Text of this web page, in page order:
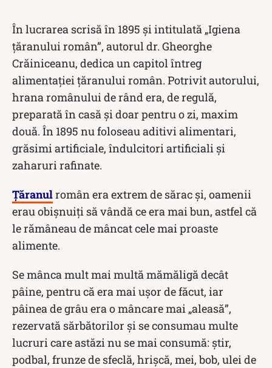
În lucrarea scrisă în 1895 și intitulată „Igiena
țăranului român”, autorul dr. Gheorghe
Crăiniceanu, dedica un capitol întreg
alimentației țăranului român. Potrivit autorului,
hrana românului de rând era, de regulă,
preparată în casă şi doar pentru o zi, maxim
două. În 1895 nu foloseau aditivi alimentari,
grăsimi artificiale, îndulcitori artificiali şi
zaharuri rafinate.
Țăranulromân era extrem de sărac și, oamenii
erau obișnuiți să vândă ce era mai bun, astfel că
le rămâneau de mâncat cele mai proaste
alimente.
Se mânca mult mai multă mămăligă decât
pâine, pentru că era mai uşor de făcut, iar
pâinea de grâu era o mâncare mai „aleasă”,
rezervată sărbătorilor şi se consumau multe
lucruri care astăzi nu se mai consumă: ştir,
podbal, frunze de sfeclă, hrişcă, mei, bob, ulei de